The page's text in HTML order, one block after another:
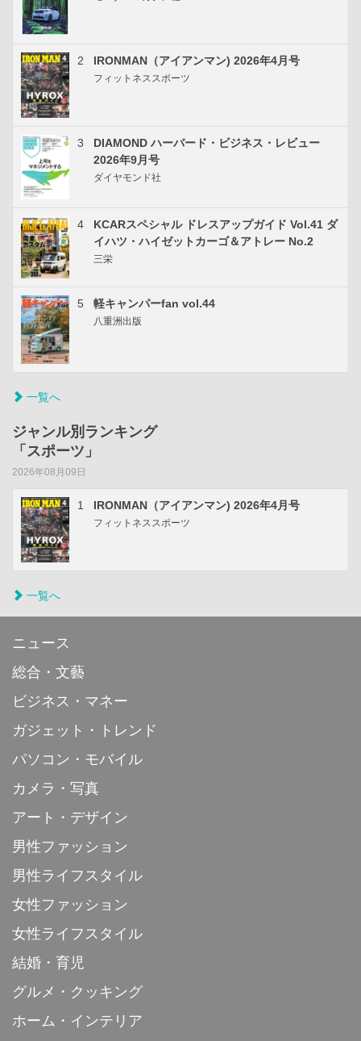
2 IRONMAN（アイアンマン) 2026年4月号
フィットネススポーツ
3
DIAMOND ハーバード・ビジネス・レビュー
2026年9月号
ダイヤモンド社
4
KCARスペシャル ドレスアップガイド Vol.41 ダ
イハツ・ハイゼットカーゴ＆アトレー No.2
三栄
5 軽キャンパーfan vol.44
八重洲出版
一覧へ
ジャンル別ランキング
「スポーツ」
2026年08月09日
1 IRONMAN（アイアンマン) 2026年4月号
フィットネススポーツ
一覧へ
ニュース
総合・文藝
ビジネス・マネー
ガジェット・トレンド
パソコン・モバイル
カメラ・写真
アート・デザイン
男性ファッション
男性ライフスタイル
女性ファッション
女性ライフスタイル
結婚・育児
グルメ・クッキング
ホーム・インテリア